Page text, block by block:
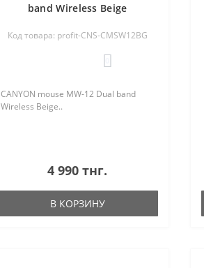
band Wireless Beige
Код товара: profit-CNS-CMSW12BG
CANYON mouse MW-12 Dual band
Wireless Beige..
4 990 тнг.
В КОРЗИНУ